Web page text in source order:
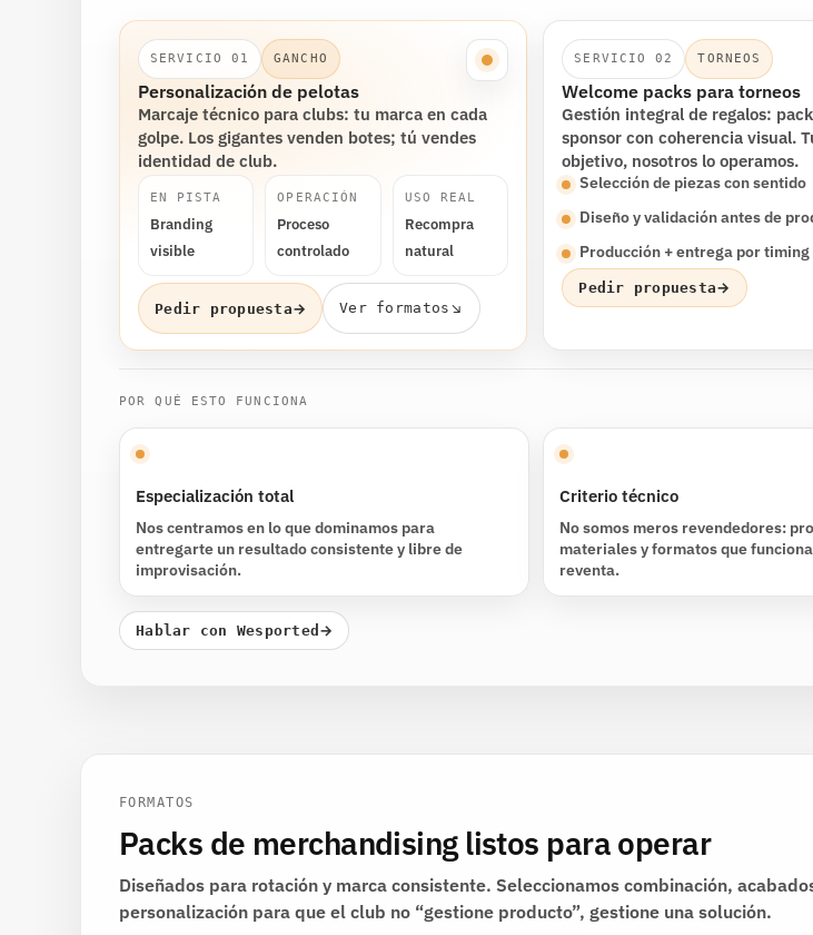
SERVICIO 01 GANCHO
Personalización de pelotas
Marcaje técnico para clubs: tu marca en cada
golpe. Los gigantes venden botes; tú vendes
identidad de club.
EN PISTA
Branding
visible
OPERACIÓN
Proceso
controlado
USO REAL
Recompra
natural
Pedir propuesta→ Ver formatos ↘
SERVICIO 02 TORNEOS
Welcome packs para torneos
Gestión integral de regalos:
sponsor con coherencia visual.
objetivo, nosotros lo operamos.
Selección de piezas con sentido
Diseño y validación antes de
Producción + entrega por timing
Pedir propuesta→
POR QUÉ ESTO FUNCIONA
Especialización total
Nos centramos en lo que dominamos para
entregarte un resultado consistente y libre de
improvisación.
Criterio técnico
No somos meros revendedores:
materiales y formatos que
reventa.
Hablar con Wesported →
FORMATOS
Packs de merchandising listos para operar
Diseñados para rotación y marca consistente. Seleccionamos combinación,
personalización para que el club no “gestione producto”, gestione una solución.